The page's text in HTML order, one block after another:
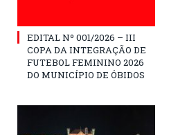
EDITAL Nº 001/2026 – III
COPA DA INTEGRAÇÃO DE
FUTEBOL FEMININO 2026
DO MUNICÍPIO DE ÓBIDOS